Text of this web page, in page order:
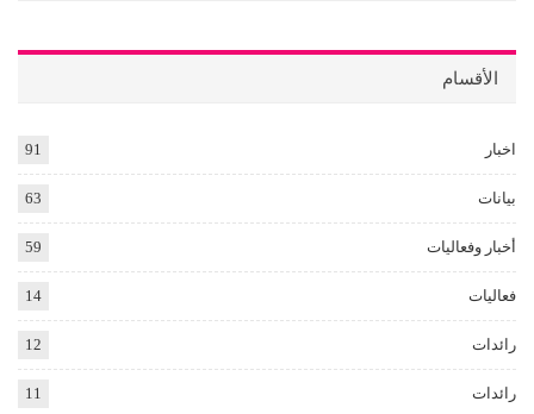
الأقسام
اخبار 91
بيانات 63
أخبار وفعاليات 59
فعاليات 14
رائدات 12
رائدات 11